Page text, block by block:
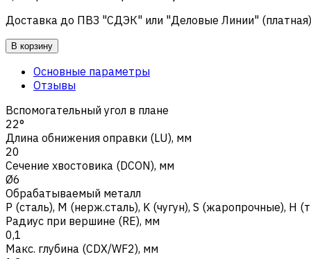
Доставка до ПВЗ "СДЭК" или "Деловые Линии" (платная)
В корзину
Основные параметры
Отзывы
Вспомогательный угол в плане
22°
Длина обнижения оправки (LU), мм
20
Сечение хвостовика (DCON), мм
Ø6
Обрабатываемый металл
Р (сталь), M (нерж.сталь), K (чугун), S (жаропрочные), H
Радиус при вершине (RE), мм
0,1
Макс. глубина (CDX/WF2), мм